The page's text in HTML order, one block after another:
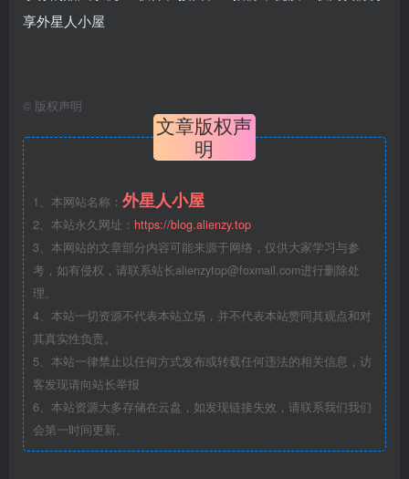
© 版权声明
文章版权声
明
1、本网站名称： 外星人小屋
2、本站永久网址： https://blog.alienzy.top
3、本网站的文章部分内容可能来源于网络，仅供大家学习与参
考，如有侵权，请联系站长alienzytop@foxmail.com进行删除处
理。
4、本站一切资源不代表本站立场，并不代表本站赞同其观点和对
其真实性负责。
5、本站一律禁止以任何方式发布或转载任何违法的相关信息，访
客发现请向站长举报
6、本站资源大多存储在云盘，如发现链接失效，请联系我们我们
会第一时间更新。